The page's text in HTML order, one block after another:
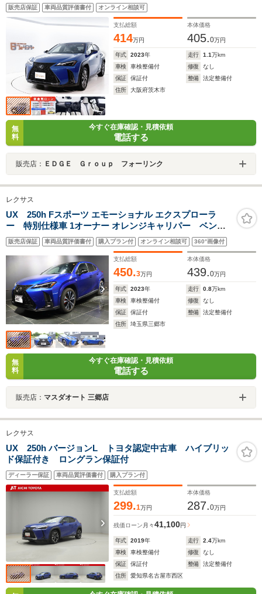
クドア F SPORT専用ホワイト内装 パフォーマンスダンパ
ー前席H&C ステアリングH
販売店保証 車両品質評価書付 オンライン相談可
支払総額
414万円
本体価格
405.0万円
年式 2023年 走行 1.1万km
車検
車検整備付 修復
なし
保証
保証付 整備
法定整備付
住所
大阪府茨木市
無
料
今すぐ在庫確認・見積依頼
電話する
販売店： ＥＤＧＥ Ｇｒｏｕｐ フォーリンク
レクサス
UX 250h Fスポーツ エモーショナル エクスプローラ
ー 特別仕様車 1オーナー オレンジキャリパー ベンチ
レーション機能付きシートヒーター パノラミックビュ
ーモニター パワーバックドア ヘッドアップディスプ
レイ ステアリングヒーター パドルシフト
販売店保証 車両品質評価書付 購入プラン付 オンライン相談可 360°画像付
支払総額
450.3万円
本体価格
439.0万円
年式 2023年 走行 0.8万km
車検
車検整備付 修復
なし
保証
保証付 整備
法定整備付
住所
埼玉県三郷市
無
料
今すぐ在庫確認・見積依頼
電話する
販売店： マスダオート 三郷店
レクサス
UX 250h バージョンL トヨタ認定中古車 ハイブリッ
ド保証付き ロングラン保証付
ディーラー保証 車両品質評価書付 購入プラン付
支払総額
299.1万円
本体価格
287.0万円
残価ローン 月々41,100円
年式 2019年 走行 2.4万km
車検
車検整備付 修復
なし
保証
保証付 整備
法定整備付
住所
愛知県名古屋市西区